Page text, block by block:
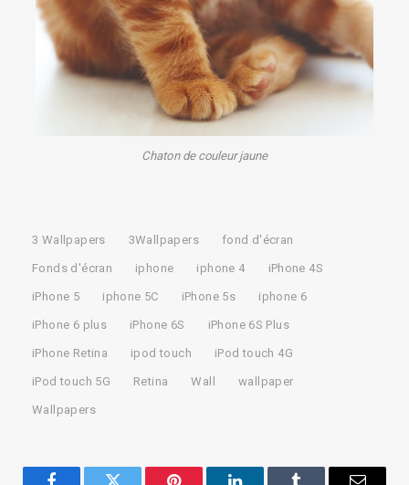
Chaton de couleur jaune
3 Wallpapers 3Wallpapers fond d'écran
Fonds d'écran iphone iphone 4 iPhone 4S
iPhone 5 iphone 5C iPhone 5s iphone 6
iPhone 6 plus iPhone 6S iPhone 6S Plus
iPhone Retina ipod touch iPod touch 4G
iPod touch 5G Retina Wall wallpaper
Wallpapers